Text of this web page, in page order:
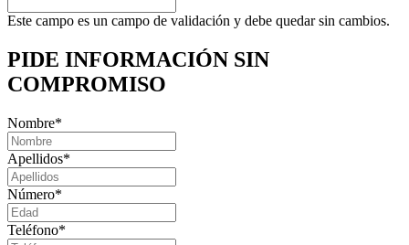
Este campo es un campo de validación y debe quedar sin cambios.
PIDE INFORMACIÓN SIN
COMPROMISO
Nombre*
Apellidos*
Número*
Teléfono*